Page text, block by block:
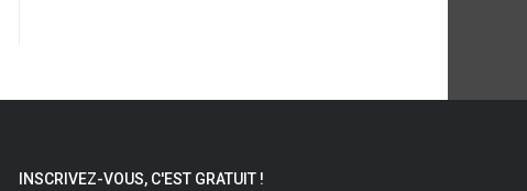
INSCRIVEZ-VOUS, C'EST GRATUIT !